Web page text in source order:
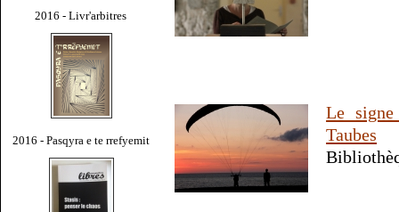
2016 - Livr'arbitres
2016 - Pasqyra e te rrefyemit
Le
Taubes